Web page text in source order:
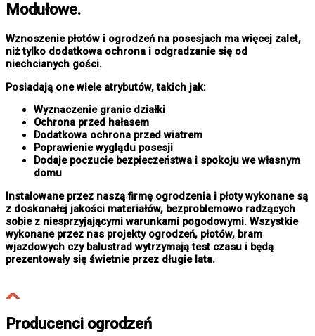
Modułowe.
Wznoszenie płotów i ogrodzeń na posesjach ma więcej zalet,
niż tylko dodatkowa ochrona i odgradzanie się od
niechcianych gości.
Posiadają one wiele atrybutów, takich jak:
Wyznaczenie granic działki
Ochrona przed hałasem
Dodatkowa ochrona przed wiatrem
Poprawienie wyglądu posesji
Dodaje poczucie bezpieczeństwa i spokoju we własnym
domu
Instalowane przez naszą firmę ogrodzenia i płoty wykonane są
z doskonałej jakości materiałów, bezproblemowo radzących
sobie z niesprzyjającymi warunkami pogodowymi. Wszystkie
wykonane przez nas projekty ogrodzeń, płotów, bram
wjazdowych czy balustrad wytrzymają test czasu i będą
prezentowały się świetnie przez długie lata.
Producenci ogrodzeń